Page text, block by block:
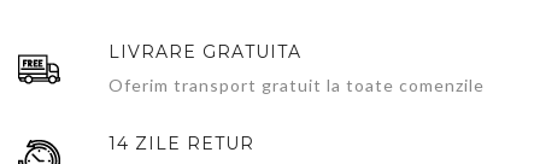
LIVRARE GRATUITA
Oferim transport gratuit la toate comenzile
14 ZILE RETUR